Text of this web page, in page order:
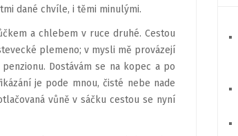
dané chvíle, i těmi minulými.
a chlebem v ruce druhé. Cestou
plemeno; v mysli mě provázejí
Dostávám se na kopec a po
je pode mnou, čisté nebe nade
vůně v sáčku cestou se nyní